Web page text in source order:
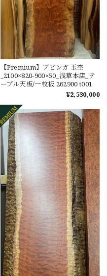
【Premium】ブビンガ 玉杢
_2100×820-900×50_浅草本店_テ
ーブル天板/一枚板 262900 t001
¥2,530,000